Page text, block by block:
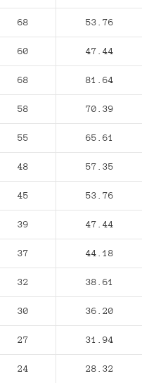
68 53.76
60 47.44
68 81.64
58 70.39
55 65.61
48 57.35
45 53.76
39 47.44
37 44.18
32 38.61
30 36.20
27 31.94
24 28.32